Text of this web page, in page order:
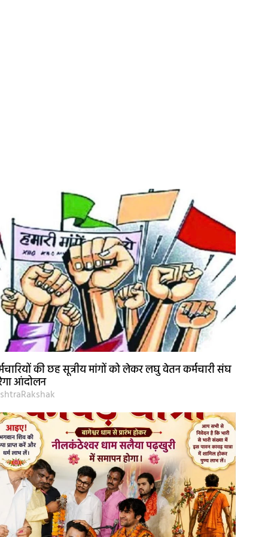
की छह सूत्रीय मांगों को लेकर लघु वेतन कर्मचारी संघ
आंदोलन